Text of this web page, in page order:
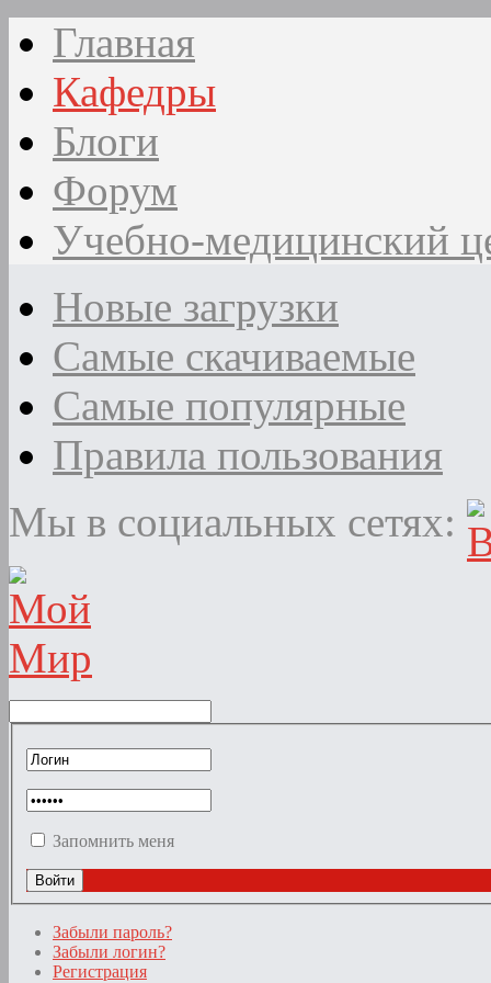
Главная
Кафедры
Блоги
Форум
Учебно-медицинский
Новые загрузки
Самые скачиваемые
Самые популярные
Правила пользования
Мы в социальных сетях:
Запомнить меня
Забыли пароль?
Забыли логин?
Регистрация